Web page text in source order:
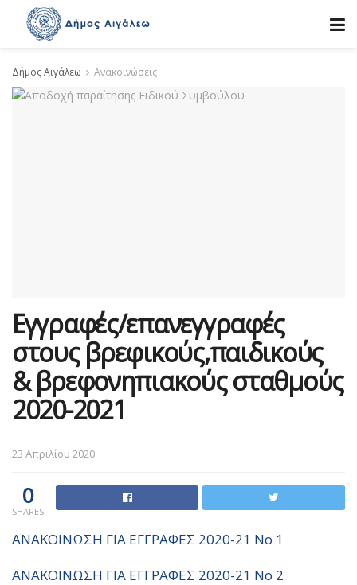
Δήμος Αιγάλεω Ανακοινώσεις
Εγγραφές/επανεγγραφές
στους βρεφικούς,παιδικούς
& βρεφονηπιακούς σταθμούς
2020-2021
23 Απριλίου 2020
0
SHARES
ΑΝΑΚΟΙΝΩΣΗ ΓΙΑ ΕΓΓΡΑΦΕΣ 2020-21 No 1
ΑΝΑΚΟΙΝΩΣΗ ΓΙΑ ΕΓΓΡΑΦΕΣ 2020-21 No 2